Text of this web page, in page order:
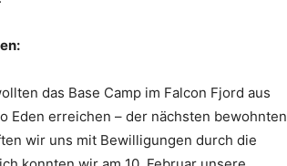
das Base Camp im Falcon Fjord aus
Eden erreichen – der nächsten bewohnten
wir uns mit Bewilligungen durch die